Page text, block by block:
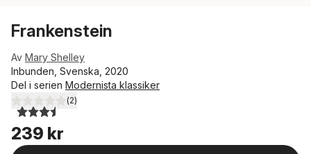
Frankenstein
Av Mary Shelley
Inbunden, Svenska, 2020
Del i serien Modernista klassiker
3,5utav 5 stjärnor. Totalt antal röster:
(2)
239 kr